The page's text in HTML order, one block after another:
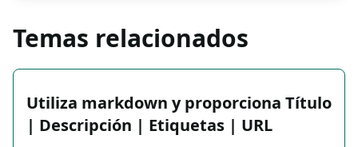
Temas relacionados
Utiliza markdown y proporciona Título
| Descripción | Etiquetas | URL